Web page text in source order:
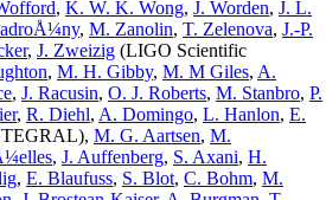
, K. W. K. Wong, J. Worden, J. L.
, M. Zanolin, T. Zelenova, J.-P.
, J. Zweizig (LIGO Scientific
, M. H. Gibby, M. M Giles, A.
, J. Racusin, O. J. Roberts, M. Stanbro, P.
, R. Diehl, A. Domingo, L. Hanlon, E.
M. G. Aartsen, M.
, J. Auffenberg, S. Axani, H.
, E. Blaufuss, S. Blot, C. Bohm, M.